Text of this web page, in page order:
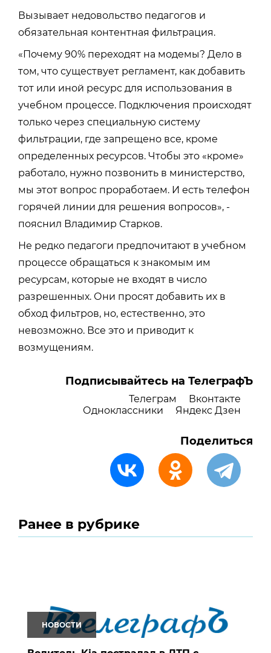
Вызывает недовольство педагогов и
обязательная контентная фильтрация.
«Почему 90% переходят на модемы? Дело в
том, что существует регламент, как добавить
тот или иной ресурс для использования в
учебном процессе. Подключения происходят
только через специальную систему
фильтрации, где запрещено все, кроме
определенных ресурсов. Чтобы это «кроме»
работало, нужно позвонить в министерство,
мы этот вопрос проработаем. И есть телефон
горячей линии для решения вопросов», -
пояснил Владимир Старков.
Не редко педагоги предпочитают в учебном
процессе обращаться к знакомым им
ресурсам, которые не входят в число
разрешенных. Они просят добавить их в
обход фильтров, но, естественно, это
невозможно. Все это и приводит к
возмущениям.
Подписывайтесь на ТелеграфЪ
Телеграм
Вконтакте
Одноклассники
Яндекс Дзен
Поделиться
Ранее в рубрике
НОВОСТИ